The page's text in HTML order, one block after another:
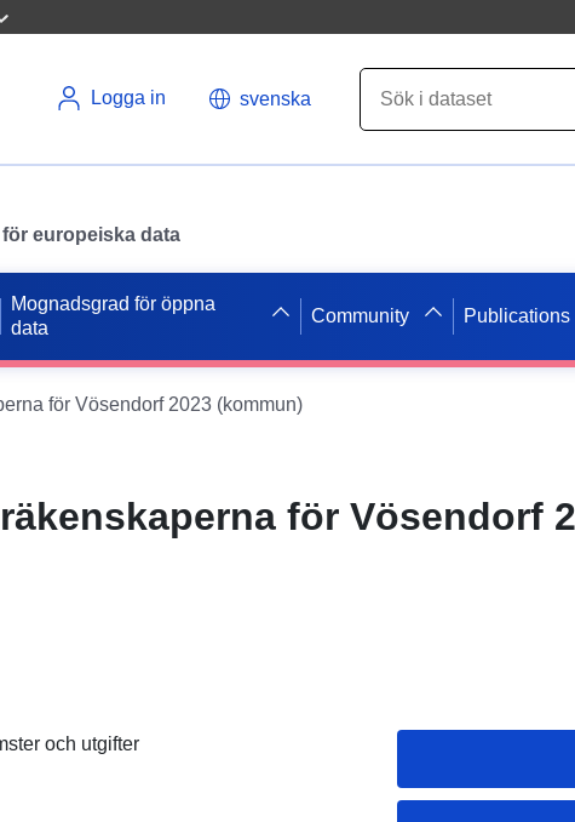
Logga in svenska
europeiska data
Mognadsgrad för öppna
data
Community Publications
för Vösendorf 2023 (kommun)
för Vösendorf
och utgifter